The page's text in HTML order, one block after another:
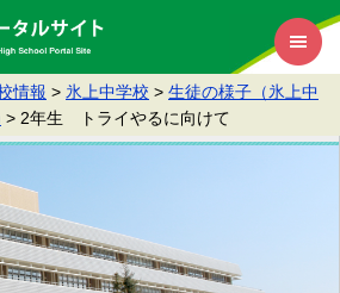
情報 > 氷上中学校 > 生徒の様子（氷上中
> 2年生 トライやるに向けて